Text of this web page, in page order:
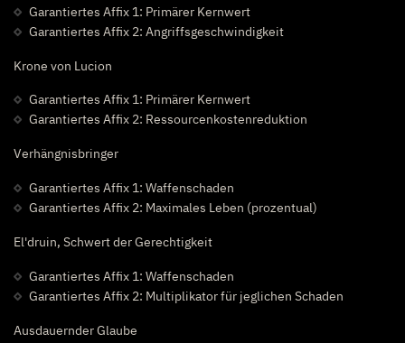
Garantiertes Affix 1: Primärer Kernwert
Garantiertes Affix 2: Angriffsgeschwindigkeit
Krone von Lucion
Garantiertes Affix 1: Primärer Kernwert
Garantiertes Affix 2: Ressourcenkostenreduktion
Verhängnisbringer
Garantiertes Affix 1: Waffenschaden
Garantiertes Affix 2: Maximales Leben (prozentual)
El'druin, Schwert der Gerechtigkeit
Garantiertes Affix 1: Waffenschaden
Garantiertes Affix 2: Multiplikator für jeglichen Schaden
Ausdauernder Glaube